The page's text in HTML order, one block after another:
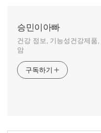
승민이아빠
건강 정보, 기능성건강제품
암
구독하기